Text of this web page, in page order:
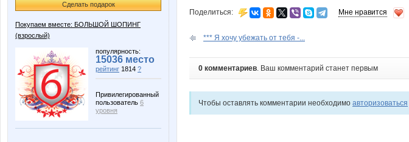
Сделать подарок
Покупаем вместе: БОЛЬШОЙ ШОПИНГ
(взрослый)
популярность:
15036 место
рейтинг 1814 ?
Привилегированный
пользователь 6
уровня
Поделиться: Мне нравится
*** Я хочу убежать от тебя -...
0 комментариев. Ваш комментарий станет первым
Чтобы оставлять комментарии необходимо авторизоваться